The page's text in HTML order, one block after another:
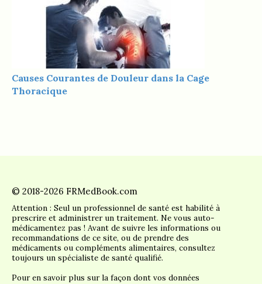
Causes Courantes de Douleur dans la Cage
Thoracique
© 2018-2026 FRMedBook.com
Attention : Seul un professionnel de santé est habilité à
prescrire et administrer un traitement. Ne vous auto-
médicamentez pas ! Avant de suivre les informations ou
recommandations de ce site, ou de prendre des
médicaments ou compléments alimentaires, consultez
toujours un spécialiste de santé qualifié.
Pour en savoir plus sur la façon dont vos données